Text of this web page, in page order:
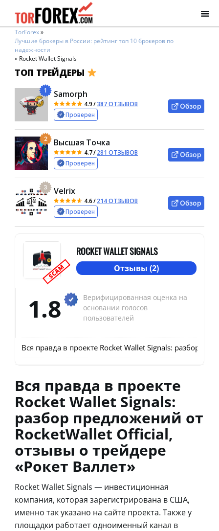
TorForex»
Лучшие брокеры в России: рейтинг топ 10 брокеров по
надежности
» Rocket Wallet Signals
ТОП ТРЕЙДЕРЫ
1 Samorph
4.9/387 ОТЗЫВОВ
Проверен
Обзор
2 Высшая Точка
4.7/281 ОТЗЫВОВ
Проверен
Обзор
3 Velrix
4.6/214 ОТЗЫВОВ
Проверен
Обзор
SCAM
ROCKET WALLET SIGNALS
Отзывы (2)
1.8
Верифицированная оценка на
основании голосов
пользователей
Вся правда в проекте Rocket Wallet Signals: разбор
Вся правда в проекте
Rocket Wallet Signals:
разбор предложений от
RocketWallet Official,
отзывы о трейдере
«Рокет Валлет»
Rocket Wallet Signals — инвестиционная
компания, которая зарегистрирована в США,
именно так указано на сайте проекта. Также у
площадки работает одноименный канал в